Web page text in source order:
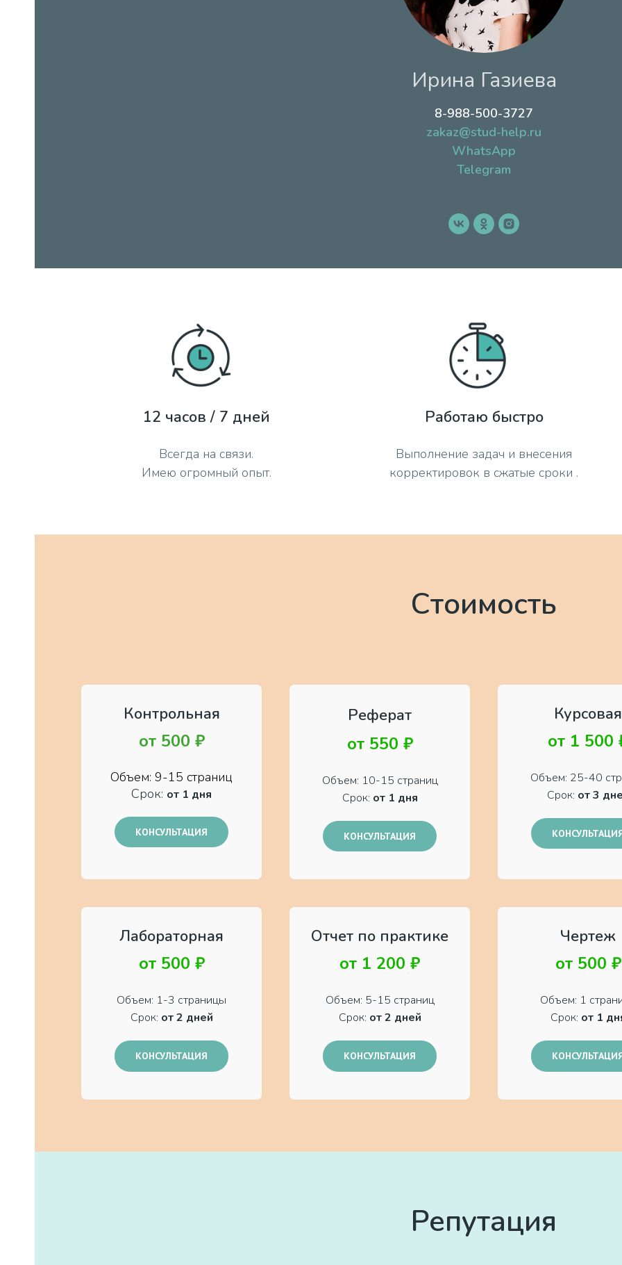
Ирина Газиева
8-988-500-3727
zakaz@stud-help.ru
WhatsApp
Telegram
12 часов / 7 дней
Всегда на связи.
Имею огромный опыт.
Работаю быстро
Выполнение задач и внесения
корректировок в сжатые сроки .
Стоимость
Контрольная
от 500 ₽
Объем: 9-15 страниц
Срок: от 1 дня
КОНСУЛЬТАЦИЯ
Реферат
от 550 ₽
Объем: 10-15 страниц
Срок: от 1 дня
КОНСУЛЬТАЦИЯ
Курсовая
от 1 500
Объем: 25-40
Срок: от 3
Лабораторная
от 500 ₽
Объем: 1-3 страницы
Срок: от 2 дней
КОНСУЛЬТАЦИЯ
Отчет по практике
от 1 200 ₽
Объем: 5-15 страниц
Срок: от 2 дней
КОНСУЛЬТАЦИЯ
Чертеж
от 500 ₽
Объем: 1
Срок: от 1
Репутация